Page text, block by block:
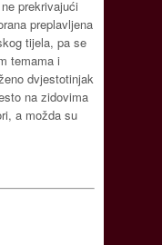
prekrivajući
preplavljena
tijela, pa se
temama i
dvjestotinjak
na zidovima
a možda su